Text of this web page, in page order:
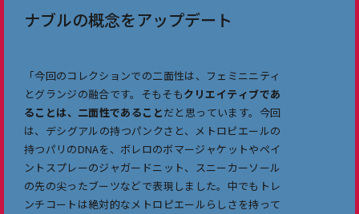
ナブルの概念をアップデート
「今回のコレクションでの二面性は、フェミニニティ
とグランジの融合です。そもそもクリエイティブであ
ることは、二面性であることだと思っています。今回
は、デシグアルの持つパンクさと、メトロピエールの
持つパリのDNAを、ボレロのボマージャケットやペイ
ントスプレーのジャガードニット、スニーカーソール
の先の尖ったブーツなどで表現しました。中でもトレ
ンチコートは絶対的なメトロピエールらしさを持って